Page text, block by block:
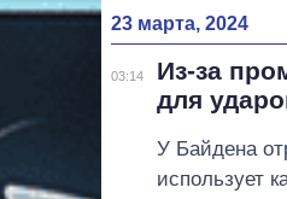
23 марта, 2024
03:14
Из-за
для
У Байдена
использует